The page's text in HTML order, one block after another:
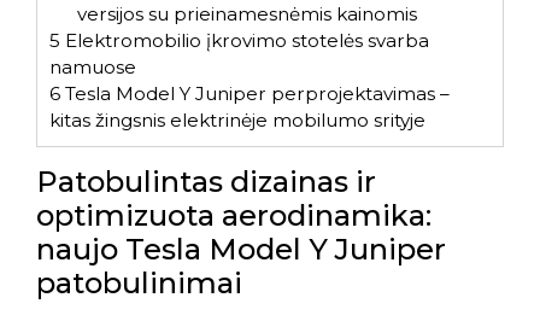
versijos su prieinamesnėmis kainomis
5 Elektromobilio įkrovimo stotelės svarba
namuose
6 Tesla Model Y Juniper perprojektavimas –
kitas žingsnis elektrinėje mobilumo srityje
Patobulintas dizainas ir
optimizuota aerodinamika:
naujo Tesla Model Y Juniper
patobulinimai